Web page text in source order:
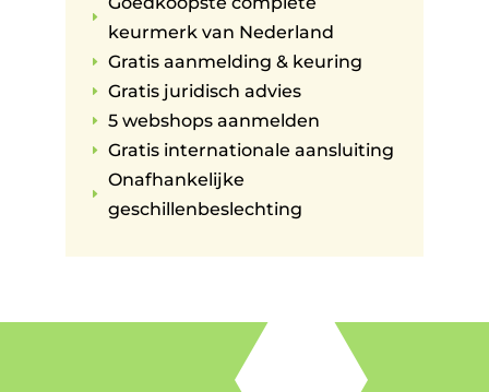
E
keurmerk van Nederland
E Gratis aanmelding & keuring
E Gratis juridisch advies
E 5 webshops aanmelden
E Gratis internationale aansluiting
E
Onafhankelijke
geschillenbeslechting